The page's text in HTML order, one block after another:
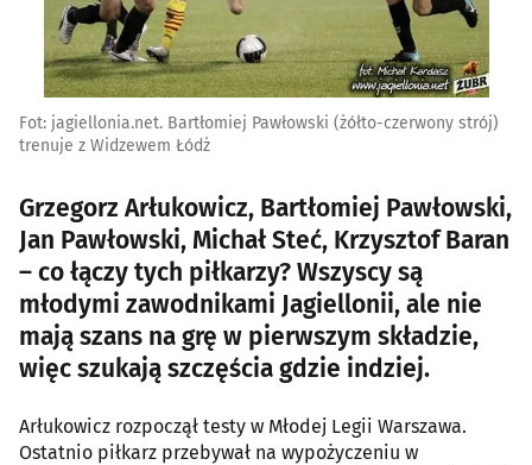
Fot: jagiellonia.net. Bartłomiej Pawłowski (żółto-czerwony strój)
trenuje z Widzewem Łódż
Grzegorz Arłukowicz, Bartłomiej Pawłowski,
Jan Pawłowski, Michał Steć, Krzysztof Baran
– co łączy tych piłkarzy? Wszyscy są
młodymi zawodnikami Jagiellonii, ale nie
mają szans na grę w pierwszym składzie,
więc szukają szczęścia gdzie indziej.
Arłukowicz rozpoczął testy w Młodej Legii Warszawa.
Ostatnio piłkarz przebywał na wypożyczeniu w